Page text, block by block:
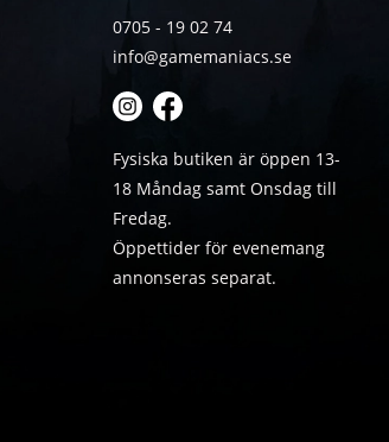
0705 - 19 02 74
info@gamemaniacs.se
Fysiska butiken är öppen 13-
18 Måndag samt Onsdag till
Fredag.
Öppettider för evenemang
annonseras separat.